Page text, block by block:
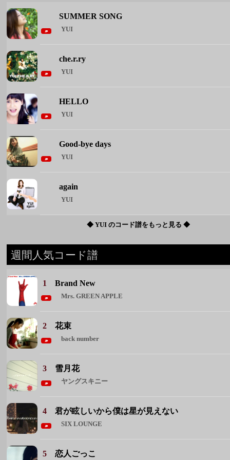
HELLO
Good-bye days
again
◆ YUI のコード譜をもっと見る ◆
Brand New
Mrs. GREEN APPLE
2花束
back number
3雪月花
4君が眩しいから僕は星が見えない
5 恋人ごっこ
マカロニえんぴつ
◆ 週間人気コード譜をもっと見る ◆